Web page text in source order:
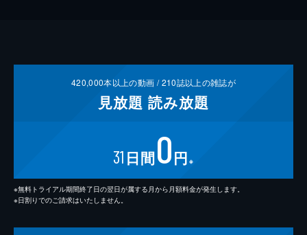
420,000本以上の動画 /210誌以上の雑誌が
見放題 読み放題
31 日間0円 ※
※無料トライアル期間終了日の翌日が属する月から月額料金が発生します。
※日割りでのご請求はいたしません。